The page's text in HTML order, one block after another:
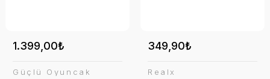
1.399,00₺
Güçlü Oyuncak
349,90₺
Realx